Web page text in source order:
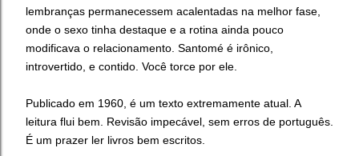
lembranças permanecessem acalentadas na melhor fase,
onde o sexo tinha destaque e a rotina ainda pouco
modificava o relacionamento. Santomé é irônico,
introvertido, e contido. Você torce por ele.
Publicado em 1960, é um texto extremamente atual. A
leitura flui bem. Revisão impecável, sem erros de português.
É um prazer ler livros bem escritos.